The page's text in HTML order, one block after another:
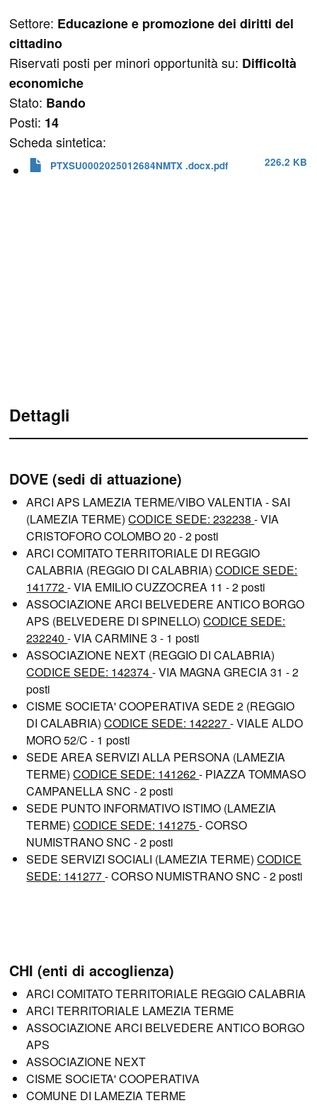
Dettagli
CHI (enti di accoglienza)
ARCI COMITATO TERRITORIALE REGGIO CALABRIA
ARCI TERRITORIALE LAMEZIA TERME
ASSOCIAZIONE ARCI BELVEDERE ANTICO BORGO
APS
ASSOCIAZIONE NEXT
CISME SOCIETA' COOPERATIVA
COMUNE DI LAMEZIA TERME
DOVE (sedi di attuazione)
ARCI APS LAMEZIA TERME/VIBO VALENTIA - SAI
(LAMEZIA TERME)CODICE SEDE: 232238- VIA
CRISTOFORO COLOMBO 20 - 2 posti
ARCI COMITATO TERRITORIALE DI REGGIO
CALABRIA (REGGIO DI CALABRIA)CODICE SEDE:
141772- VIA EMILIO CUZZOCREA 11 - 2 posti
ASSOCIAZIONE ARCI BELVEDERE ANTICO BORGO
APS (BELVEDERE DI SPINELLO)CODICE SEDE:
232240- VIA CARMINE 3 - 1 posti
ASSOCIAZIONE NEXT (REGGIO DI CALABRIA)
CODICE SEDE: 142374- VIA MAGNA GRECIA 31 - 2
posti
CISME SOCIETA' COOPERATIVA SEDE 2 (REGGIO
DI CALABRIA)CODICE SEDE: 142227- VIALE ALDO
MORO 52/C - 1 posti
SEDE AREA SERVIZI ALLA PERSONA (LAMEZIA
TERME)CODICE SEDE: 141262- PIAZZA TOMMASO
CAMPANELLA SNC - 2 posti
SEDE PUNTO INFORMATIVO ISTIMO (LAMEZIA
TERME)CODICE SEDE: 141275- CORSO
NUMISTRANO SNC - 2 posti
SEDE SERVIZI SOCIALI (LAMEZIA TERME)CODICE
SEDE: 141277- CORSO NUMISTRANO SNC - 2 posti
Settore: Educazione e promozione dei diritti del
cittadino
Riservati posti per minori opportunità su: Difficoltà
economiche
Stato: Bando
Posti: 14
Scheda sintetica:
PTXSU0002025012684NMTX .docx.pdf 226.2 KB